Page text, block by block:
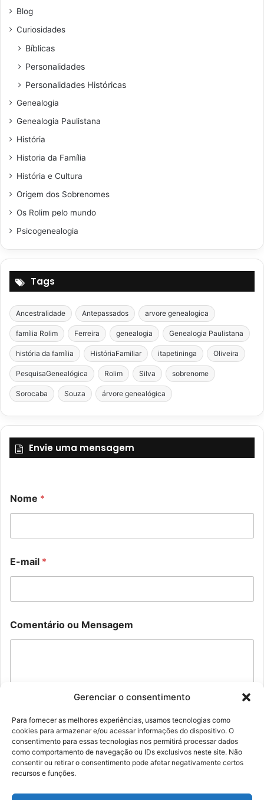
Gerenciar o consentimento
Para fornecer as melhores experiências, usamos tecnologias como
cookies para armazenar e/ou acessar informações do dispositivo. O
consentimento para essas tecnologias nos permitirá processar dados
como comportamento de navegação ou IDs exclusivos neste site. Não
consentir ou retirar o consentimento pode afetar negativamente certos
recursos e funções.
Blog
Curiosidades
Bíblicas
Personalidades
Personalidades Históricas
Genealogia
Genealogia Paulistana
História
Historia da Família
História e Cultura
Origem dos Sobrenomes
Os Rolim pelo mundo
Psicogenealogia
Tags
Ancestralidade Antepassados arvore genealogica
família Rolim Ferreira genealogia Genealogia Paulistana
história da família HistóriaFamiliar itapetininga Oliveira
PesquisaGenealógica Rolim Silva sobrenome
Sorocaba Souza árvore genealógica
Envie uma mensagem
Nome *
-
m
*
*
E-mail *
-
m
M
s
a
g
e
m
N
m
Comentário ou Mensagem
Enviar